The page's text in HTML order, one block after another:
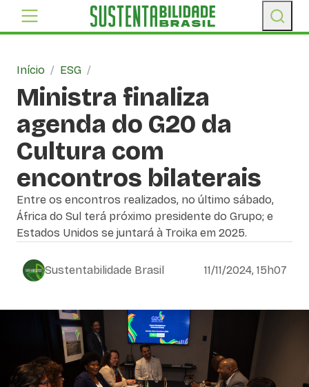
Início / ESG /
Ministra finaliza
agenda do G20 da
Cultura com
encontros bilaterais
Entre os encontros realizados, no último sábado,
África do Sul terá próximo presidente do Grupo; e
Estados Unidos se juntará à Troika em 2025.
Sustentabilidade Brasil 11/11/2024, 15h07